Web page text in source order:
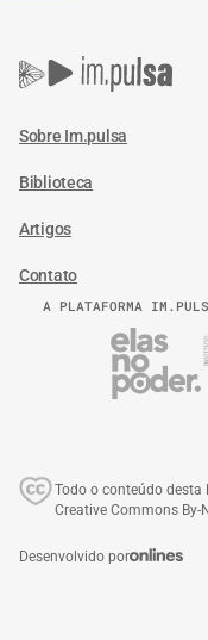
Sobre Im.pulsa
Biblioteca
Artigos
Contato
A PLATAFORMA
Todo o conteúdo
Creative Commons By-
Desenvolvido por